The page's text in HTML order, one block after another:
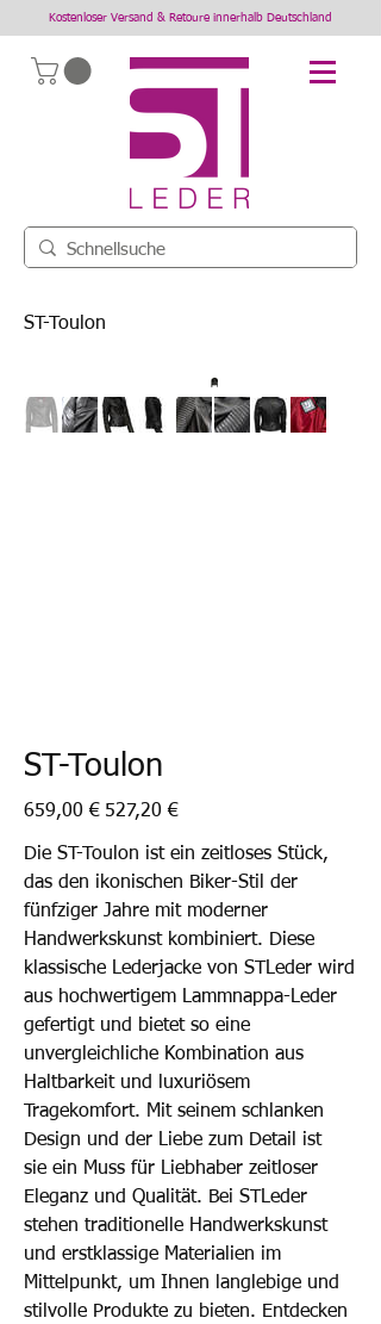
Kostenloser Versand & Retoure innerhalb Deutschland
ST-Toulon
ST-Toulon
Ursprünglicher
Preis
659,00 € Angebotspreis
527,20 €
Die ST-Toulon ist ein zeitloses Stück,
das den ikonischen Biker-Stil der
fünfziger Jahre mit moderner
Handwerkskunst kombiniert. Diese
klassische Lederjacke von STLeder wird
aus hochwertigem Lammnappa-Leder
gefertigt und bietet so eine
unvergleichliche Kombination aus
Haltbarkeit und luxuriösem
Tragekomfort. Mit seinem schlanken
Design und der Liebe zum Detail ist
sie ein Muss für Liebhaber zeitloser
Eleganz und Qualität. Bei STLeder
stehen traditionelle Handwerkskunst
und erstklassige Materialien im
Mittelpunkt, um Ihnen langlebige und
stilvolle Produkte zu bieten. Entdecken